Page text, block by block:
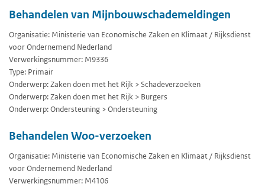
Behandelen van Mijnbouwschademeldingen
Organisatie: Ministerie van Economische Zaken en Klimaat / Rijksdienst
voor Ondernemend Nederland
Verwerkingsnummer: M9336
Type: Primair
Onderwerp: Zaken doen met het Rijk > Schadeverzoeken
Onderwerp: Zaken doen met het Rijk > Burgers
Onderwerp: Ondersteuning > Ondersteuning
Behandelen Woo-verzoeken
Organisatie: Ministerie van Economische Zaken en Klimaat / Rijksdienst
voor Ondernemend Nederland
Verwerkingsnummer: M4106